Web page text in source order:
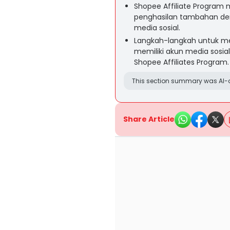
Shopee Affiliate Program
penghasilan tambahan
media sosial.
Langkah-langkah untuk
memiliki akun media
Shopee Affiliates Program.
This section summary was
Share Article